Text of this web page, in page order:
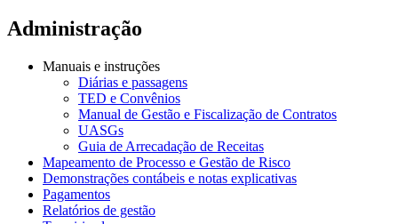
Administração
Manuais e instruções
Diárias e passagens
TED e Convênios
Manual de Gestão e Fiscalização de Contratos
UASGs
Guia de Arrecadação de Receitas
Mapeamento de Processo e Gestão de Risco
Demonstrações contábeis e notas explicativas
Pagamentos
Relatórios de gestão